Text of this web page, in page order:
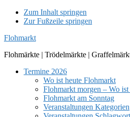
Zum Inhalt springen
Zur Fußzeile springen
Flohmarkt
Flohmärkte | Trödelmärkte |
Termine 2026
Wo ist heute Flohmarkt
Flohmarkt morgen – Wo
Flohmarkt am Sonntag
Veranstaltungen Kategorien